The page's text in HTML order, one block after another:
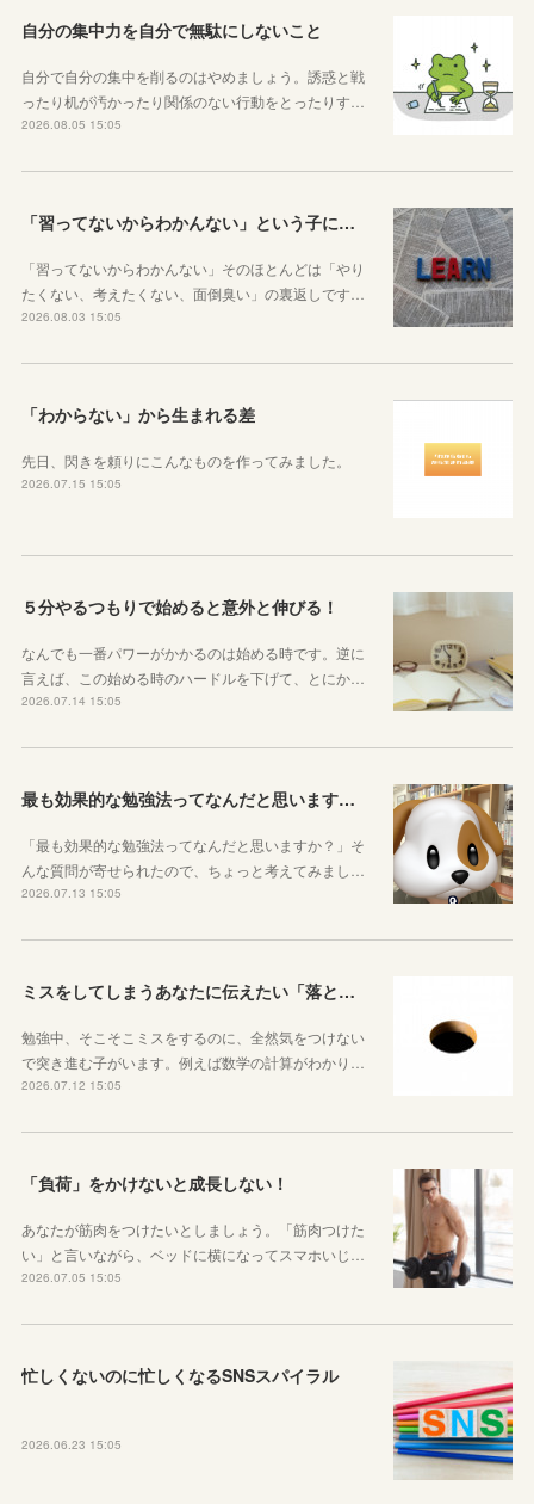
自分の集中力を自分で無駄にしないこと
自分で自分の集中を削るのはやめましょう。誘惑と戦
ったり机が汚かったり関係のない行動をとったりす…
2026.08.05 15:05
「習ってないからわかんない」という子に伝えたい、勉強しようと思ったらその方法はいくらでもあるということ
「習ってないからわかんない」そのほとんどは「やり
たくない、考えたくない、面倒臭い」の裏返しです…
2026.08.03 15:05
「わからない」から生まれる差
先日、閃きを頼りにこんなものを作ってみました。
2026.07.15 15:05
５分やるつもりで始めると意外と伸びる！
なんでも一番パワーがかかるのは始める時です。逆に
言えば、この始める時のハードルを下げて、とにか…
2026.07.14 15:05
最も効果的な勉強法ってなんだと思いますか？
「最も効果的な勉強法ってなんだと思いますか？」そ
んな質問が寄せられたので、ちょっと考えてみまし…
2026.07.13 15:05
ミスをしてしまうあなたに伝えたい「落とし穴がある道は早歩きしない」ということ
勉強中、そこそこミスをするのに、全然気をつけない
で突き進む子がいます。例えば数学の計算がわかり…
2026.07.12 15:05
「負荷」をかけないと成長しない！
あなたが筋肉をつけたいとしましょう。「筋肉つけた
い」と言いながら、ベッドに横になってスマホいじ…
2026.07.05 15:05
忙しくないのに忙しくなるSNSスパイラル
2026.06.23 15:05